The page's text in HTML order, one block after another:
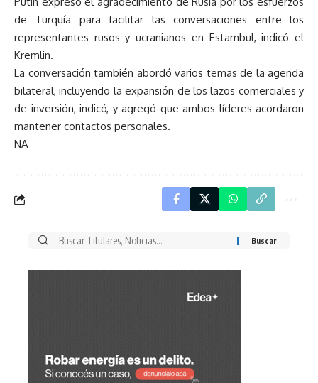
de Turquía para facilitar las conversaciones entre los
representantes rusos y ucranianos en Estambul, indicó el
Kremlin.
La conversación también abordó varios temas de la agenda
bilateral, incluyendo la expansión de los lazos comerciales y
de inversión, indicó, y agregó que ambos líderes acordaron
mantener contactos personales.
NA
Buscar